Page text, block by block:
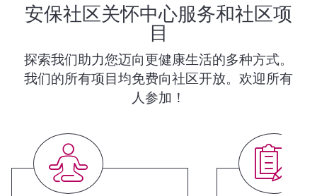
安保社区关怀中心服务和社区项
目
探索我们助力您迈向更健康生活的多种方式。
我们的所有项目均免费向社区开放。欢迎所有
人参加！